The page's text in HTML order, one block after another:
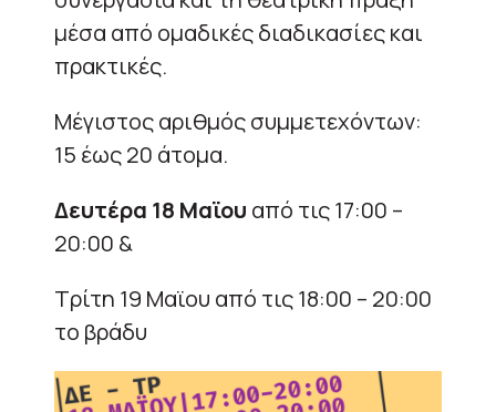
μέσα από ομαδικές διαδικασίες και
πρακτικές.
Μέγιστος αριθμός συμμετεχόντων:
15 έως 20 άτομα.
Δευτέρα 18 Μαϊου από τις 17:00 –
20:00 &
Τρίτη 19 Μαϊου από τις 18:00 – 20:00
το βράδυ